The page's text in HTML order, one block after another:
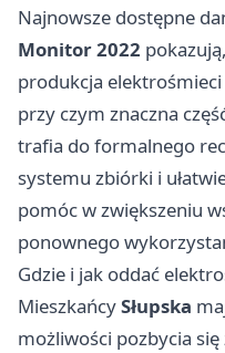
Najnowsze dostępne
Monitor 2022
produkcja elektrośmieci
przy czym znaczna
trafia do formalnego
systemu zbiórki i
pomóc w zwiększeniu
ponownego
Gdzie i jak oddać
MieszkańcySłupska
możliwości pozbycia